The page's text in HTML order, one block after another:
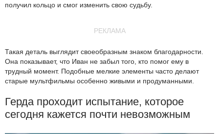
получил кольцо и смог изменить свою судьбу.
РЕКЛАМА
Такая деталь выглядит своеобразным знаком благодарности.
Она показывает, что Иван не забыл того, кто помог ему в
трудный момент. Подобные мелкие элементы часто делают
старые мультфильмы особенно живыми и продуманными.
Герда проходит испытание, которое
сегодня кажется почти невозможным